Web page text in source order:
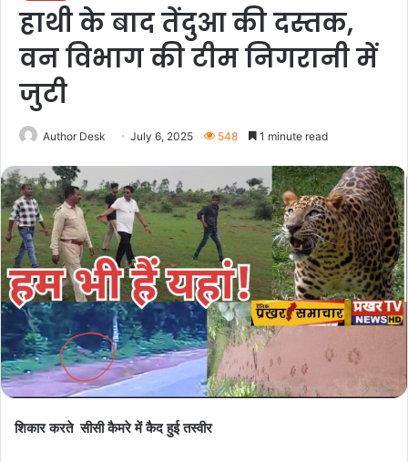
हाथी के बाद तेंदुआ की दस्तक,
वन विभाग की टीम निगरानी में
जुटी
Author Desk July 6, 2025 548 1 minute read
शिकार करते सीसी कैमरे में कैद हुई तस्वीर